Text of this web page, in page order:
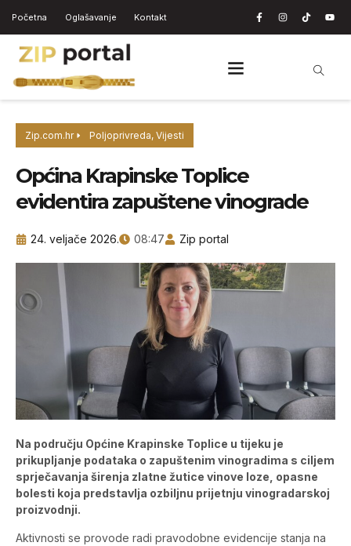
Početna Oglašavanje Kontakt
Zip.com.hr Poljoprivreda, Vijesti
Općina Krapinske Toplice
evidentira zapuštene vinograde
24. veljače 2026. 08:47 Zip portal
Na području Općine Krapinske Toplice u tijeku je
prikupljanje podataka o zapuštenim vinogradima s ciljem
sprječavanja širenja zlatne žutice vinove loze, opasne
bolesti koja predstavlja ozbiljnu prijetnju vinogradarskoj
proizvodnji.
Aktivnosti se provode radi pravodobne evidencije stanja na